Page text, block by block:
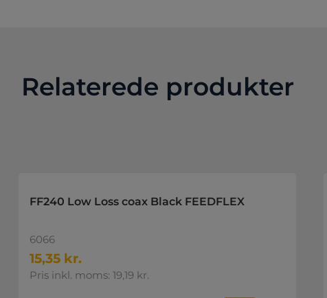
Relaterede produkter
FF240 Low Loss coax Black FEEDFLEX
6066
15,35 kr.
Pris inkl. moms: 19,19 kr.